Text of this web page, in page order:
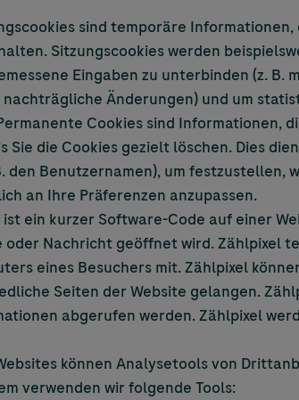
sind temporäre
Sitzungscookies werden
Eingaben zu unterbinden (z.
Änderungen) und um
Cookies sind Informationen,
Sie die Cookies gezielt löschen. Dies
den Benutzernamen), um
an Ihre Präferenzen anzupassen.
ist ein kurzer Software-Code auf einer
oder Nachricht geöffnet wird. Zählpixel
eines Besuchers mit. Zählpixel
Seiten der Website gelangen.
abgerufen werden. Zählpixel
können Analysetools von
verwenden wir folgende Tools: